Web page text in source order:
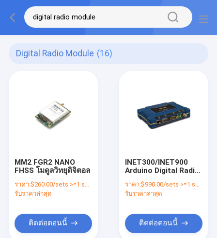
Digital Radio Module (16)
MM2 FGR2 NANO
FHSS โมดูลวิทยุดิจิตอล
ราคา:$260.00/sets >=1 sets
รับราคาล่าสุด
ติดต่อตอนนี้
INET300/INET900
Arduino Digital Radio
Networks เครือข่าย
กระโดดกระโดด
ราคา:$990.00/sets >=1 sets
รับราคาล่าสุด
ติดต่อตอนนี้